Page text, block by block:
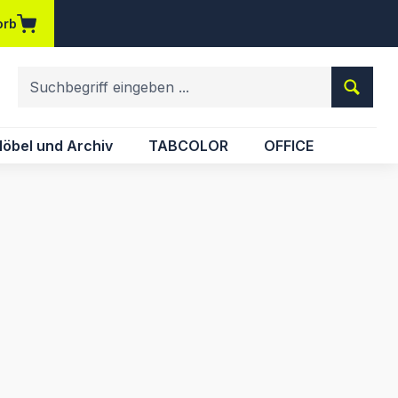
Merkzettel
und Archiv TABCOLOR OFFICE